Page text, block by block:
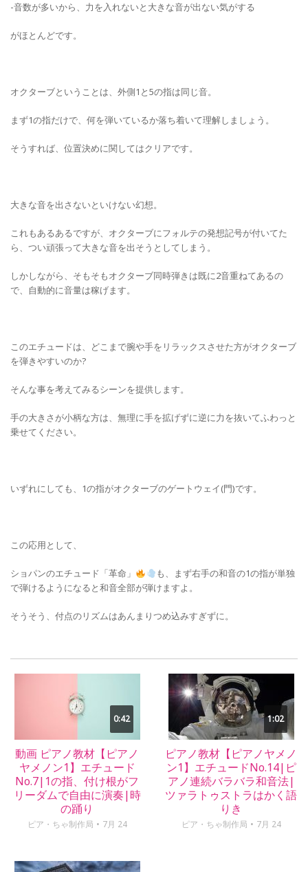
-音数が多いから、力を入れないと大きな音が出ない気がする
がほとんどです。
オクターブということは、外側1と5の指は同じ音。
まず1の指だけで、何を弾いているか落ち着いて理解しましょう。
そうすれば、位置決めに関してはクリアです。
大きな音を出さないといけない幻想。
これもあるあるですが、オクターブにフォルテの発想記号が付いてた
ら、つい頑張って大きな音を出そうとしてしまう。
しかしながら、そもそもオクターブ同時弾きは既に2音重ねてあるの
で、自動的に音量は稼げます。
このエチュードは、どこまで腕や手をリラックスさせた方がオクターブ
を弾きやすいのか?
そんな事を考えてみるシーンを提供します。
手の大きさが小柄な方は、無理に手を拡げずに逆に力を抜いてふわっと
乗せてください。
いずれにしても、1の指がオクターブのゲートウェイ(門)です。
この応用として、
ショパンのエチュード「革命」
も、まず右手の和音の1の指が単独
で弾けるようになると和音全部が弾けますよ。
そうそう、付点のリズムはあんまりつめ込みすぎずに。
0:42
動画 ピアノ教材【ピアノ
ヤメノン1】エチュード
No.7|1の指、付け根がフ
リーダムで自由に演奏|時
の踊り
ピア・ちゃ制作局 7月 24
1:02
ピアノ教材【ピアノヤメノ
ン1】エチュードNo.14|ピ
アノ連続バラバラ和音法|
ツァラトゥストラはかく語
りき
ピア・ちゃ制作局 7月 24